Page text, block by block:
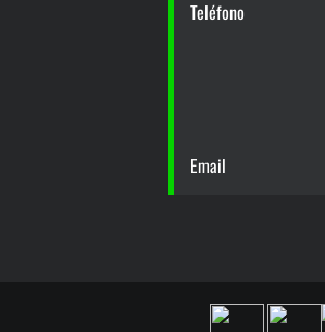
Teléfono
Email